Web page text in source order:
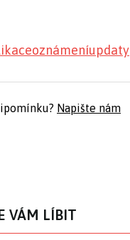
oznámeníupdaty
Napište nám
VÁM LÍBIT